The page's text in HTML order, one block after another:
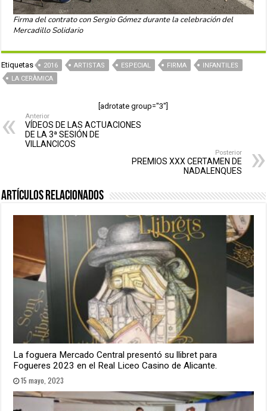
Firma del contrato con Sergio Gómez durante la celebración del
Mercadillo Solidario
Etiquetas 2016 ARTISTAS ESPECIAL FIRMA
INFANTILES
LA CERÀMICA
[adrotate group="3"]
Anterior
VÍDEOS DE LAS ACTUACIONES
DE LA 3ª SESIÓN DE
VILLANCICOS
Posterior
PREMIOS XXX CERTAMEN DE
NADALENQUES
Artículos relacionados
La foguera Mercado Central presentó su llibret para
Fogueres 2023 en el Real Liceo Casino de Alicante.
15 mayo, 2023